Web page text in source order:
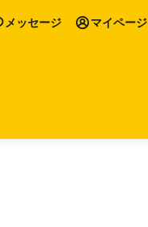
メッセージ マイページ